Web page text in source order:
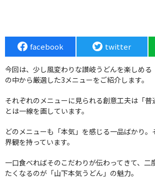
facebook twitter
今回は、少し風変わりな讃岐うどんを楽しめる
の中から厳選した3メニューをご紹介します。
それぞれのメニューに見られる創意工夫は「普
とは一線を画しています。
どのメニューも「本気」を感じる一品ばかり
界観を持っています。
一口食べればそのこだわりが伝わってきて、二
たくなるのが「山下本気うどん」の魅力。